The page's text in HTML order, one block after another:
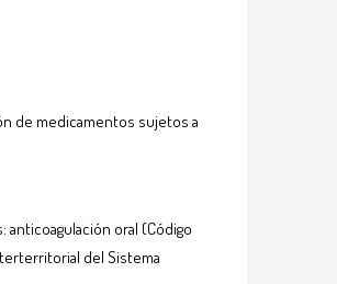
de medicamentos sujetos a
oral (Código
del Sistema